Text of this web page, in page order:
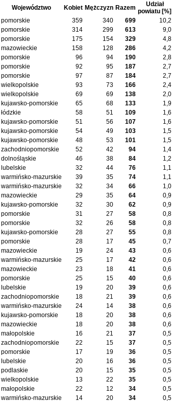
Województwo Kobiet Mężczyzn Razem
Udział
powiatu [%]
pomorskie 359 340 699 10,2
pomorskie 314 299 613 9,0
pomorskie 175 154 329 4,8
mazowieckie 158 128 286 4,2
pomorskie 96 94 190 2,8
pomorskie 92 95 187 2,7
pomorskie 97 87 184 2,7
wielkopolskie 93 73 166 2,4
wielkopolskie 69 69 138 2,0
kujawsko-pomorskie 65 68 133 1,9
łódzkie 58 51 109 1,6
kujawsko-pomorskie 51 56 107 1,6
kujawsko-pomorskie 54 49 103 1,5
kujawsko-pomorskie 48 53 101 1,5
zachodniopomorskie 52 42 94 1,4
dolnośląskie 46 38 84 1,2
lubelskie 32 44 76 1,1
warmińsko-mazurskie 39 35 74 1,1
warmińsko-mazurskie 32 34 66 1,0
mazowieckie 29 35 64 0,9
kujawsko-pomorskie 32 30 62 0,9
pomorskie 31 27 58 0,8
pomorskie 32 26 58 0,8
kujawsko-pomorskie 28 27 55 0,8
pomorskie 28 17 45 0,7
mazowieckie 19 24 43 0,6
warmińsko-mazurskie 25 17 42 0,6
mazowieckie 23 18 41 0,6
pomorskie 25 15 40 0,6
lubelskie 19 20 39 0,6
zachodniopomorskie 18 21 39 0,6
warmińsko-mazurskie 24 14 38 0,6
kujawsko-pomorskie 18 20 38 0,6
mazowieckie 18 20 38 0,6
małopolskie 16 21 37 0,5
zachodniopomorskie 22 15 37 0,5
pomorskie 17 19 36 0,5
lubelskie 20 16 36 0,5
podlaskie 20 15 35 0,5
wielkopolskie 13 22 35 0,5
małopolskie 22 12 34 0,5
warmińsko-mazurskie 14 20 34 0,5